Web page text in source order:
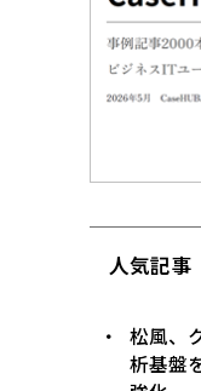
人気記事
松風、
析基盤